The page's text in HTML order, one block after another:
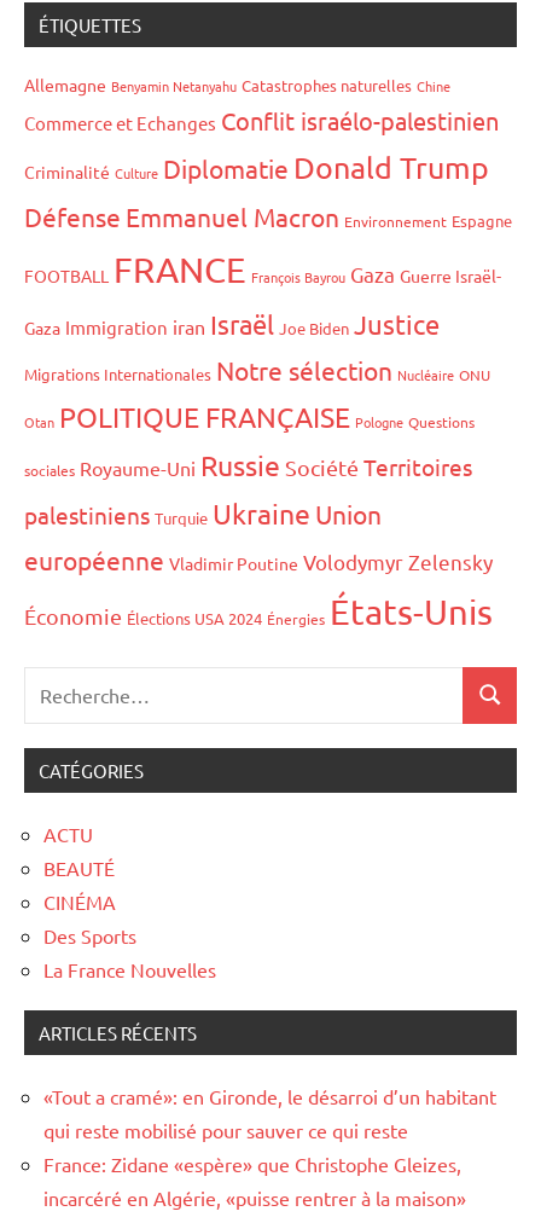
ÉTIQUETTES
Allemagne Benyamin Netanyahu Catastrophes naturelles Chine
Commerce et Echanges Conflit israélo-palestinien
Criminalité Culture Diplomatie Donald Trump
Défense Emmanuel Macron Environnement Espagne
FOOTBALL FRANCE François Bayrou Gaza Guerre Israël-
Gaza Immigration iran Israël Joe Biden Justice
Migrations Internationales Notre sélection Nucléaire ONU
Otan POLITIQUE FRANÇAISE Pologne Questions
sociales Royaume-Uni Russie Société Territoires
palestiniens Turquie Ukraine Union
européenne Vladimir Poutine Volodymyr Zelensky
Économie Élections USA 2024 Énergies États-Unis
CATÉGORIES
ACTU
BEAUTÉ
CINÉMA
Des Sports
La France Nouvelles
ARTICLES RÉCENTS
«Tout a cramé»: en Gironde, le désarroi d’un habitant
qui reste mobilisé pour sauver ce qui reste
France: Zidane «espère» que Christophe Gleizes,
incarcéré en Algérie, «puisse rentrer à la maison»